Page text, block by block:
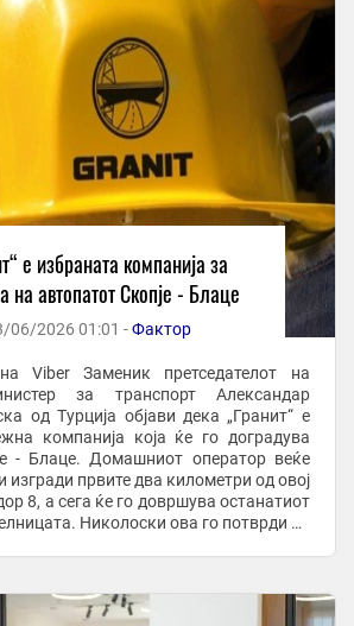
е избраната компанија за
на автопатот Скопје - Блаце
06/2026 01:01 -Фактор
на
за транспорт Александар
од Турција објави дека „Гранит“ е
компанија која ќе го доградува
- Блаце. Домашниот оператор веќе
изгради првите два километри од овој
8, а сега ќе го довршува останатиот
Николоски ова го потврди на